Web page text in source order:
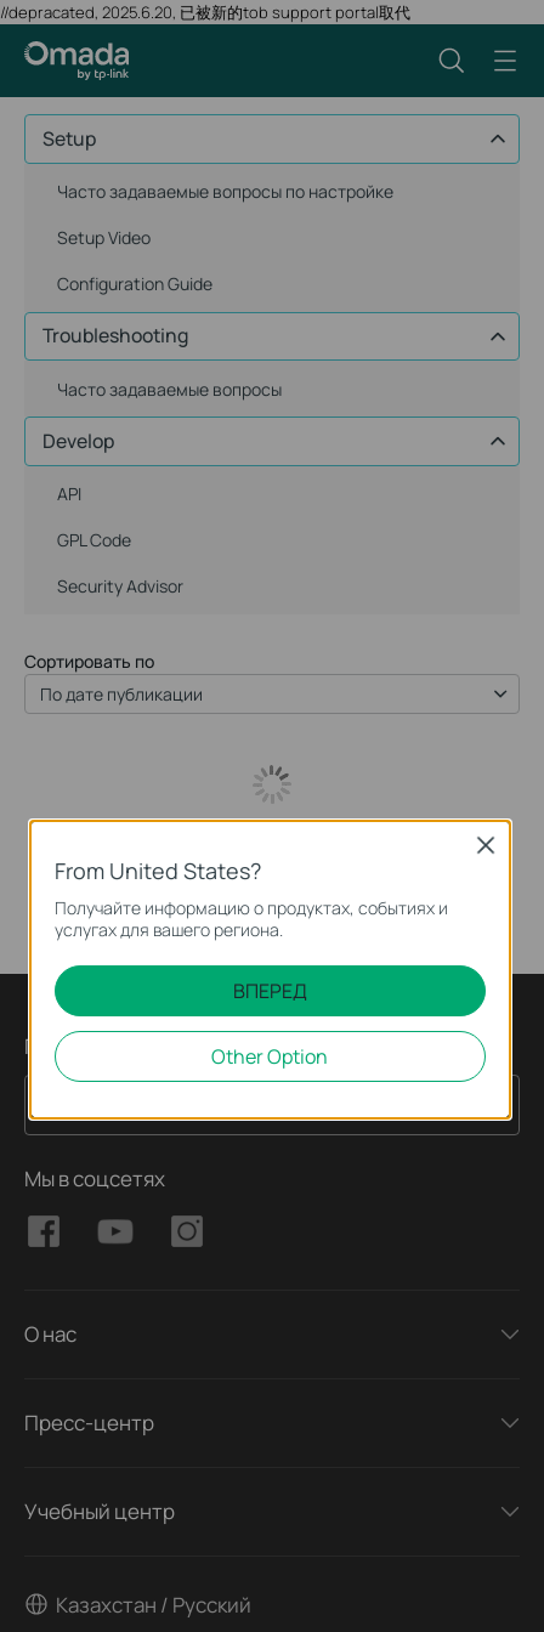
//depracated, 2025.6.20, 已被新的tob support portal取代
Setup
Часто задаваемые вопросы по настройке
Setup Video
Configuration Guide
Troubleshooting
Часто задаваемые вопросы
Develop
API
GPL Code
Security Advisor
Сортировать по
По дате публикации
Подпишитесь на рассылку
Мы в соцсетях
О нас
Пресс-центр
Учебный центр
Казахстан / Русский
From United States?
Получайте информацию о продуктах, событиях и
услугах для вашего региона.
ВПЕРЕД
Other Option
Close